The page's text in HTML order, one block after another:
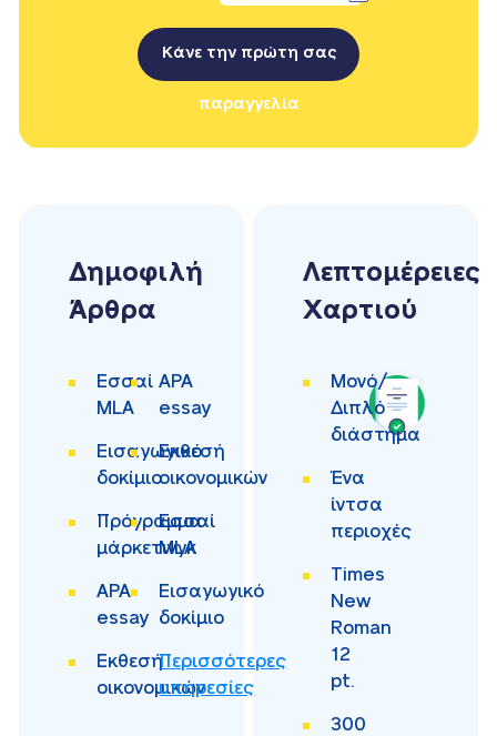
Κάνε την πρώτη σας
παραγγελία
Δημοφιλή
Άρθρα
Εσσαί
MLA
APA
essay
Εισαγωγικό
δοκίμιο
Εκθεσή
οικονομικών
Πρόγραμμα
μάρκετινγκ
Εσσαί
MLA
APA
essay
Εισαγωγικό
δοκίμιο
Εκθεσή
οικονομικών
Περισσότερες
υπηρεσίες
Λεπτομέρειες
Χαρτιού
Μονό/
Διπλό
διάστημα
Ένα
ίντσα
περιοχές
Times
New
Roman
12
pt.
300